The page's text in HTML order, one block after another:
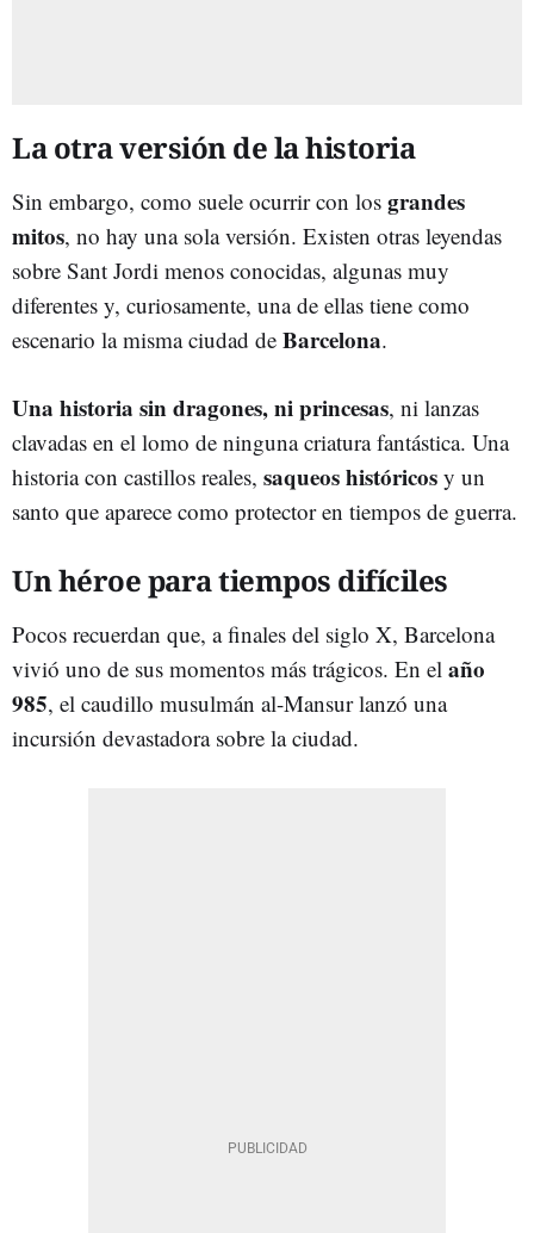
La otra versión de la historia
Sin embargo, como suele ocurrir con los grandes
mitos, no hay una sola versión. Existen otras leyendas
sobre Sant Jordi menos conocidas, algunas muy
diferentes y, curiosamente, una de ellas tiene como
escenario la misma ciudad de Barcelona.
Una historia sin dragones, ni princesas, ni lanzas
clavadas en el lomo de ninguna criatura fantástica. Una
historia con castillos reales, saqueos históricos y un
santo que aparece como protector en tiempos de guerra.
Un héroe para tiempos difíciles
Pocos recuerdan que, a finales del siglo X, Barcelona
vivió uno de sus momentos más trágicos. En el año
985, el caudillo musulmán al-Mansur lanzó una
incursión devastadora sobre la ciudad.